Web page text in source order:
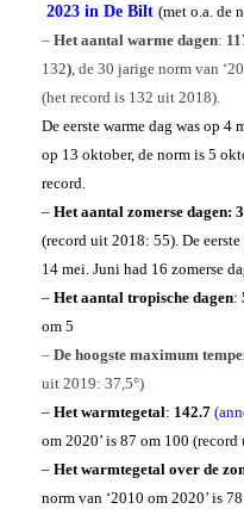
Weeroverzicht 2025
Weeroverzicht 2024
Weeroverzicht 2023
Weeroverzicht 2022
Weeroverzicht 2021
Archief Jaren
Weersverwachting
ADS Dagen
Dagrecords
Windchill berekenen
Bijzonder
Hitte Moskou 2010
Nat UK & Sneeuw 2016
Koude Maart 2013
Over mij
Franks weer
Gift
Foto’s
Nine Star Ki
Basis van Nine Star Ki
Your 3 stars
Magic Square
Boeken NSK
RIP
Aad
Hans Baars
Geert Jan van
Hans de Jong
2023 in De Bilt (met o.a. de
– Het aantal warme dagen:
132), de 30 jarige norm van
(het record is 132 uit 2018).
De eerste warme dag was op 4
op 13 oktober, de norm is 5
record.
– Het aantal zomerse dagen:
(record uit 2018: 55). De
14 mei. Juni had 16 zomerse
– Het aantal tropische dagen:
om 5
– De hoogste maximum
uit 2019: 37,5°)
– Het warmtegetal: 142.7
om 2020’ is 87 om 100
– Het warmtegetal over de
norm van ‘2010 om 2020’ is